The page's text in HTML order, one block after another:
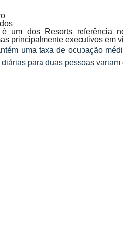
é um dos Resorts referência
principalmente executivos em
uma taxa de ocupação
para duas pessoas variam